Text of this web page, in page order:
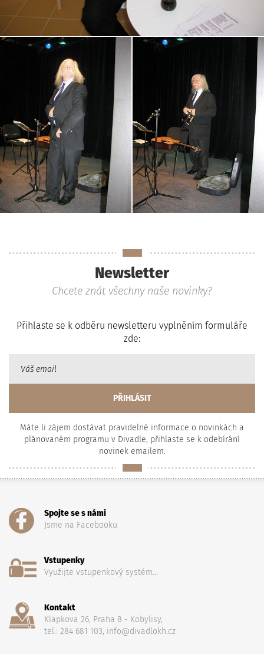
Newsletter
Chcete znát všechny naše novinky?
Přihlaste se k odběru newsletteru vyplněním formuláře
zde:
Máte li zájem dostávat pravidelné informace o novinkách a
plánovaném programu v Divadle, přihlaste se k odebírání
novinek emailem.
Spojte se s námi
Jsme na Facebooku
Vstupenky
Využijte vstupenkový systém...
Kontakt
Klapkova 26, Praha 8 - Kobylisy,
tel.: 284 681 103, info@divadlokh.cz